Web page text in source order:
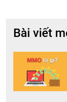
Bài viết